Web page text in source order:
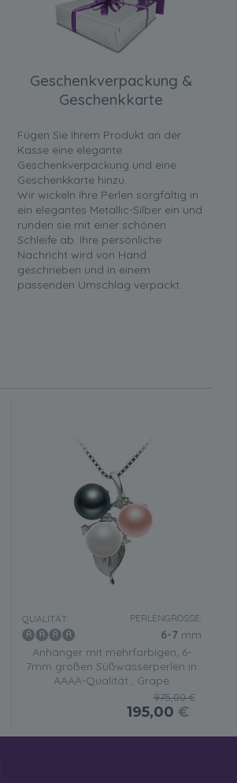
Geschenkverpackung &
Geschenkkarte
Fügen Sie Ihrem Produkt an der
Kasse eine elegante
Geschenkverpackung und eine
Geschenkkarte hinzu.
Wir wickeln Ihre Perlen sorgfältig in
ein elegantes Metallic-Silber ein und
runden sie mit einer schönen
Schleife ab. Ihre persönliche
Nachricht wird von Hand
geschrieben und in einem
passenden Umschlag verpackt.
QUALITÄT: PERLENGRÖSSE:
6-7 mm
Anhänger mit mehrfarbigen, 6-
7mm großen Süßwasserperlen in
AAAA-Qualität , Grape
975,00 €
195,00 €